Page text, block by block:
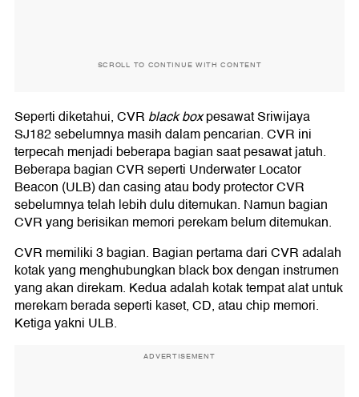
SCROLL TO CONTINUE WITH CONTENT
Seperti diketahui, CVR black boxpesawat Sriwijaya
SJ182 sebelumnya masih dalam pencarian. CVR ini
terpecah menjadi beberapa bagian saat pesawat jatuh.
Beberapa bagian CVR seperti Underwater Locator
Beacon (ULB) dan casing atau body protector CVR
sebelumnya telah lebih dulu ditemukan. Namun bagian
CVR yang berisikan memori perekam belum ditemukan.
CVR memiliki 3 bagian. Bagian pertama dari CVR adalah
kotak yang menghubungkan black box dengan instrumen
yang akan direkam. Kedua adalah kotak tempat alat untuk
merekam berada seperti kaset, CD, atau chip memori.
Ketiga yakni ULB.
ADVERTISEMENT